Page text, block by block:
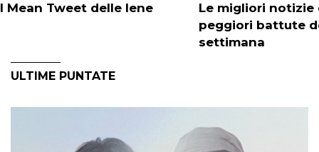
I Mean Tweet delle Iene
Le migliori notizie
peggiori battute
settimana
ULTIME PUNTATE